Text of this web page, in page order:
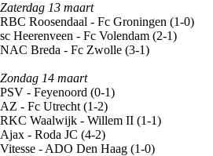
Zaterdag 13 maart
RBC Roosendaal - Fc Groningen (1-0)
sc Heerenveen - Fc Volendam (2-1)
NAC Breda - Fc Zwolle (3-1)
Zondag 14 maart
PSV - Feyenoord (0-1)
AZ - Fc Utrecht (1-2)
RKC Waalwijk - Willem II (1-1)
Ajax - Roda JC (4-2)
Vitesse - ADO Den Haag (1-0)